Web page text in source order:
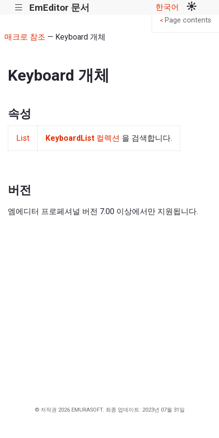
||| EmEditor 문서 한국어
매크로 참조 — Keyboard 개체
Keyboard 개체
속성
List KeyboardList 컬렉션 을 검색합니다.
버전
엠에디터 프로페셔널 버전 7.00 이상에서만 지원됩니다.
< Page contents
© 저작권 2026 EMURASOFT. 최종 업데이트: 2023년 07월 31일